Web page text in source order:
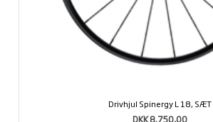
Drivhjul Spinergy L 18, SÆT
DKK 8.750,00